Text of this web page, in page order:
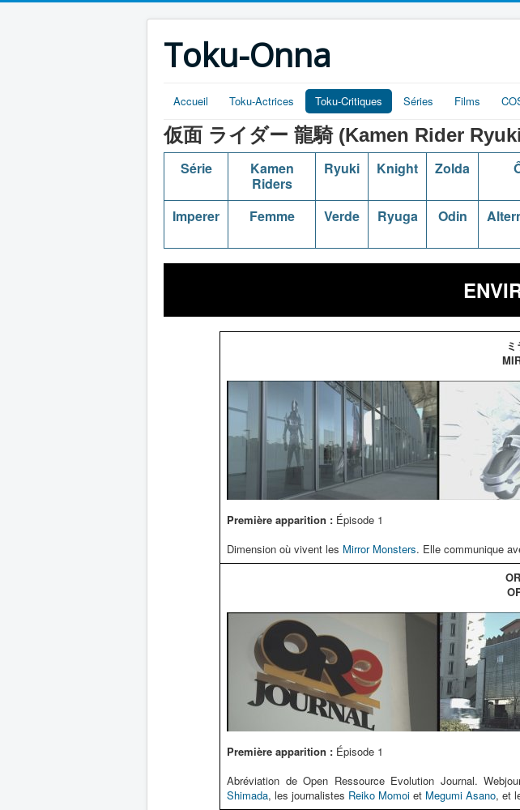
Toku-Onna
Accueil Toku-Actrices Toku-Critiques Séries Films
仮面 ライダー 龍騎 (Kamen Rider
Série
Kamen
Riders
Ryuki Knight Zolda
Imperer Femme Verde Ryuga Odin
Première apparition : Épisode 1
Dimension où vivent les Mirror Monsters. Elle communique
Première apparition : Épisode 1
Abréviation de Open Ressource Evolution Journal.
Shimada, les journalistes Reiko Momoi et Megumi Asano, et